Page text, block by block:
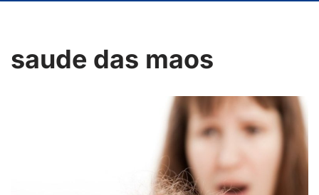
saude das maos